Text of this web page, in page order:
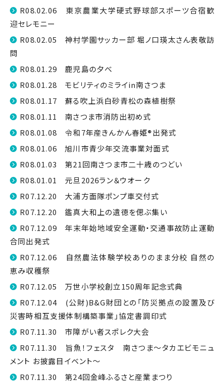
R08.02.06 東京農業大学硬式野球部スポーツ合宿歓
迎セレモニー
R08.02.05 神村学園サッカー部 堀ノ口瑛太さん表敬訪
問
R08.01.29 鹿児島の夕べ
R08.01.28 モビリティのミライin南さつま
R08.01.17 蘇る吹上浜白砂青松の森植樹祭
R08.01.11 南さつま市消防出初め式
R08.01.08 令和7年産きんかん春姫®出発式
R08.01.06 旭川市青少年交流事業対面式
R08.01.03 第21回南さつま市二十歳のつどい
R08.01.01 元旦2026ラン＆ウオーク
R07.12.20 大浦方面隊ポンプ車交付式
R07.12.20 鑑真大和上の遺徳を偲ぶ集い
R07.12.09 年末年始地域安全運動・交通事故防止運動
合同出発式
R07.12.06 自然農法体験学校ありのまま分校 自然の
恵み収穫祭
R07.12.05 万世小学校創立150周年記念式典
R07.12.04 (公財)B&G財団との「防災拠点の設置及び
災害時相互支援体制構築事業」協定書調印式
R07.11.30 市障がい者スポレク大会
R07.11.30 旨魚！フェスタ 南さつま～タカエビモニュ
メント お披露目イベント～
R07.11.30 第24回金峰ふるさと産業まつり